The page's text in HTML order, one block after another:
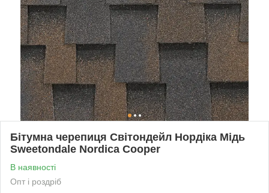
Бітумна черепиця Світондейл Нордіка Мідь
Sweetondale Nordica Cooper
В наявності
Опт і роздріб